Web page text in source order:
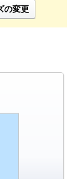
の変更